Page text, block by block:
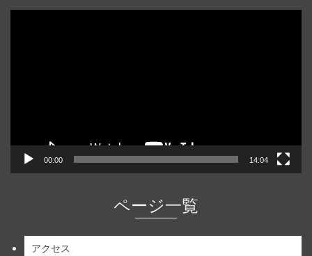
00:00 14:04
ページ一覧
アクセス